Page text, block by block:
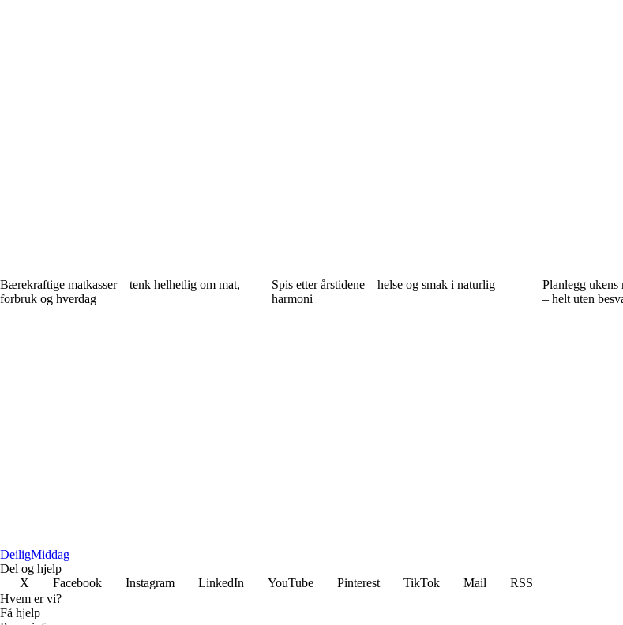
Bærekraftige matkasser – tenk helhetlig om mat,
forbruk og hverdag
Spis etter årstidene – helse og smak i naturlig
harmoni
Planlegg ukens
– helt uten
DeiligMiddag
Del og hjelp
X
Facebook Instagram LinkedIn YouTube Pinterest TikTok Mail
RSS
Hvem er vi?
Få hjelp